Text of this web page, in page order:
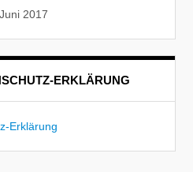
2017
ERKLÄRUNG
Erklärung